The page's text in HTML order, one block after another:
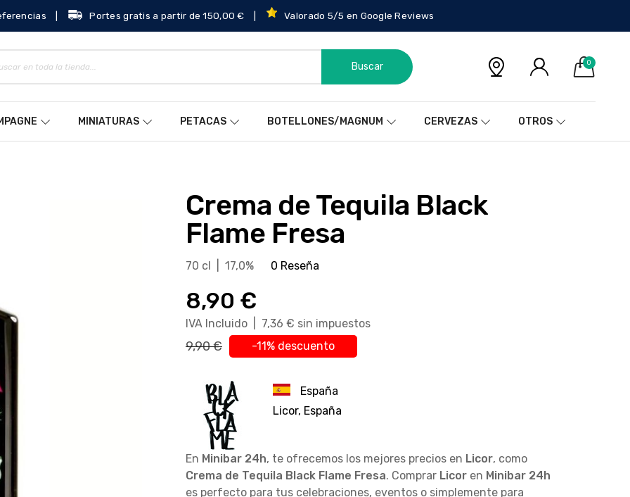
Portes gratis a partir de 150,00 € Valorado 5/5 en Google Reviews
0
Buscar
MINIATURAS PETACAS BOTELLONES/MAGNUM CERVEZAS OTROS
Crema de Tequila Black
Flame Fresa
70 cl | 17,0% 0 Reseña
8,90 €
IVA Incluido | 7,36 € sin impuestos
9,90 € -11% descuento
España
Licor, España
En Minibar 24h, te ofrecemos los mejores precios en Licor, como
Crema de Tequila Black Flame Fresa. Comprar Licoren Minibar 24h
es perfecto para tus celebraciones, eventos o simplemente para